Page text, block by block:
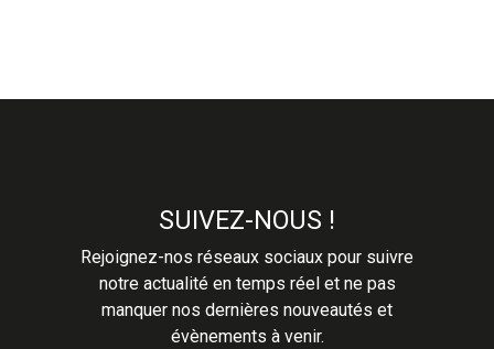
SUIVEZ-NOUS !
Rejoignez-nos réseaux sociaux pour suivre
notre actualité en temps réel et ne pas
manquer nos dernières nouveautés et
évènements à venir.